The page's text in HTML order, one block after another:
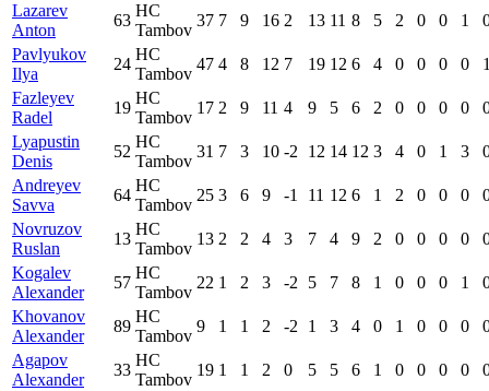
Lazarev
Anton
63
HC
Tambov
37 7 9 16 2 13 11 8 5 2 0 0 1
Pavlyukov
Ilya
24
HC
Tambov
47 4 8 12 7 19 12 6 4 0 0 0 0
Fazleyev
Radel
19
HC
Tambov
17 2 9 11 4 9 5 6 2 0 0 0 0
Lyapustin
Denis
52
HC
Tambov
31 7 3 10 -2 12 14 12 3 4 0 1 3
Andreyev
Savva
64
HC
Tambov
25 3 6 9 -1 11 12 6 1 2 0 0 0
Novruzov
Ruslan
13
HC
Tambov
13 2 2 4 3 7 4 9 2 0 0 0 0
Kogalev
Alexander
57
HC
Tambov
22 1 2 3 -2 5 7 8 1 0 0 0 1
Khovanov
Alexander
89
HC
Tambov
9 1 1 2 -2 1 3 4 0 1 0 0 0
Agapov
Alexander
33
HC
Tambov
19 1 1 2 0 5 5 6 1 0 0 0 0